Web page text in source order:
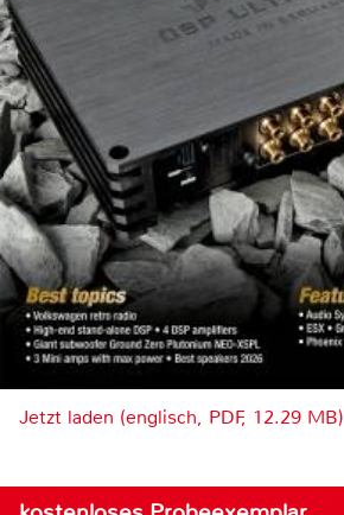
Jetzt laden (englisch, PDF, 12.29 MB)